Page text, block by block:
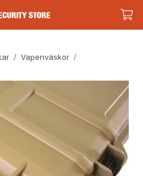
/ Vapenväskor /